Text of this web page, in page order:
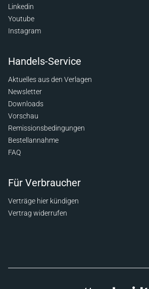
Linkedin
Youtube
Instagram
Handels-Service
Aktuelles aus den Verlagen
Newsletter
Downloads
Vorschau
Remissionsbedingungen
Bestellannahme
FAQ
Für Verbraucher
Verträge hier kündigen
Vertrag widerrufen